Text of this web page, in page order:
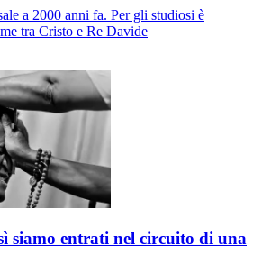
a 2000 anni fa. Per gli studiosi è
tra Cristo e Re Davide
siamo entrati nel circuito di una